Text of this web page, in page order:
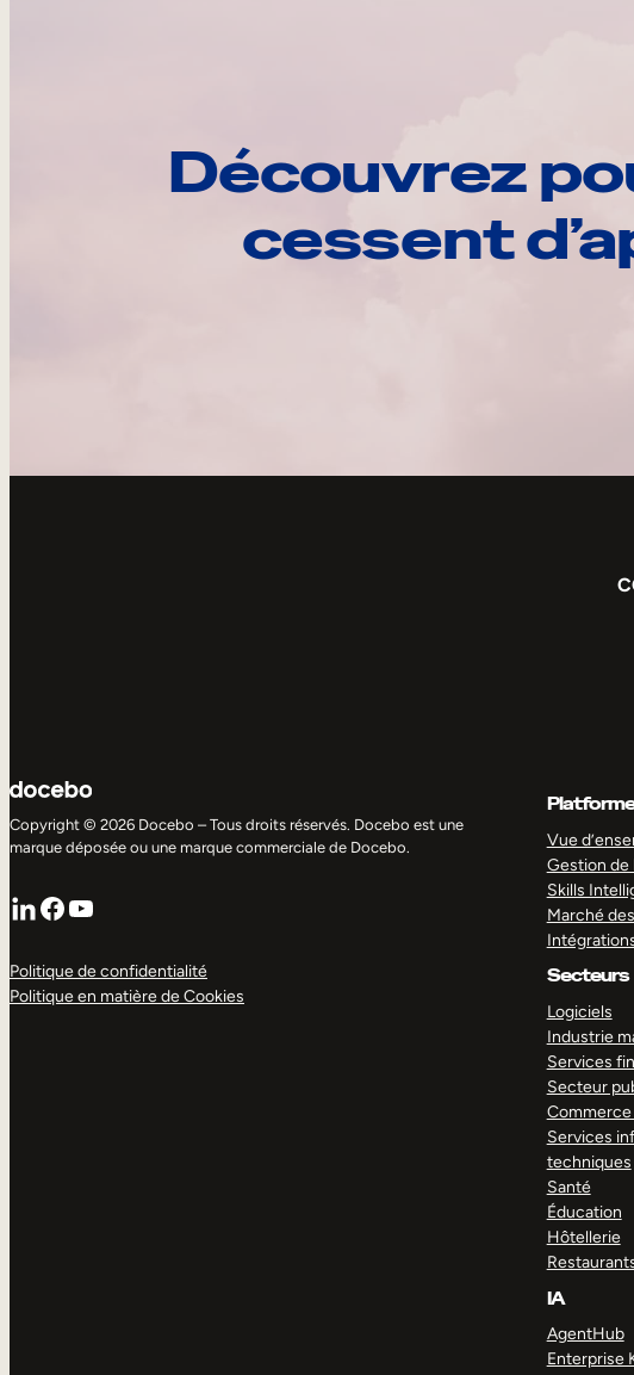
Découvrez
cessent
Copyright © 2026 Docebo – Tous droits réservés. Docebo est une
marque déposée ou une marque commerciale de Docebo.
LinkedIn
Facebook
YouTube
Politique de confidentialité
Politique en matière de Cookies
Vue
Gestion de
Skills
Marché
Secteurs
Logiciels
Industrie
Services
Secteur
Commerce
Services
techniques
Santé
Éducation
Hôtellerie
IA
AgentHub
Enterprise